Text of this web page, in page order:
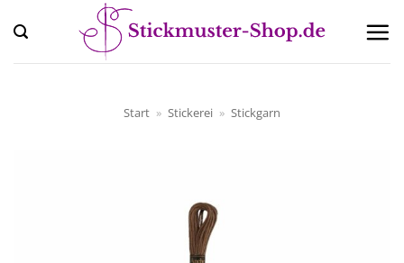
Inhalt
springen
Start » Stickerei » Stickgarn